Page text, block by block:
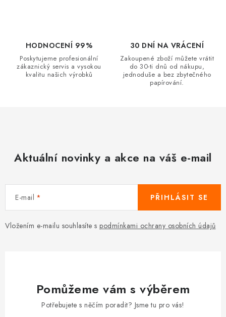
HODNOCENÍ 99%
Poskytujeme profesionální
zákaznický servis a vysokou
kvalitu našich výrobků
30 DNÍ NA VRÁCENÍ
Zakoupené zboží můžete vrátit
do 30-ti dnů od nákupu,
jednoduše a bez zbytečného
papírování.
Aktuální novinky a akce na váš e-mail
E-mail
Vložením e-mailu souhlasíte s podmínkami ochrany osobních údajů
PŘIHLÁSIT SE
Pomůžeme vám s výběrem
Potřebujete s něčím poradit? Jsme tu pro vás!